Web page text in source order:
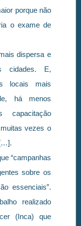
porque não
o exame de
dispersa e
cidades. E,
locais mais
há menos
capacitação
vezes o
“campanhas
sobre os
essenciais”.
realizado
(Inca) que